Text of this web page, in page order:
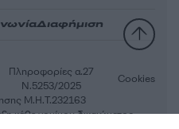
Διαφήμιση
Μ.Η.Τ.232163
Πληροφορίες α.27
Ν.5253/2025
Cookies
κάθε νομίμου δικαιώματος.